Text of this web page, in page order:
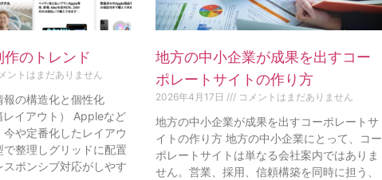
のトレンド
ントはまだありません
の構造化と個性化
イアウト） Appleなど
や定番化したレイアウ
整理しグリッドに配置
ポンシブ対応がしやす
地方の中小企業が成果を出すコー
ポレートサイトの作り方
2026年4月17日 コメントはまだありません
地方の中小企業が成果を出すコーポレートサ
イトの作り方 地方の中小企業にとって、コー
ポレートサイトは単なる会社案内ではありま
せん。営業、採用、信頼構築を同時に担う、